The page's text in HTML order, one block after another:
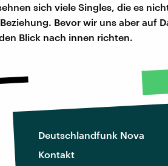
sich viele Singles, die es
Bevor wir uns aber auf
Blick nach innen richten.
Deutschlandfunk Nova
Kontakt